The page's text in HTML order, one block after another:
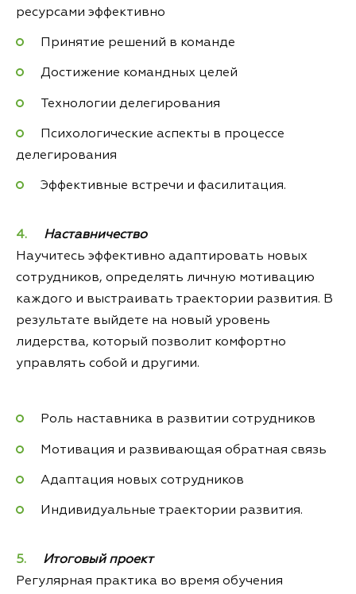
ресурсами эффективно
Принятие решений в команде
Достижение командных целей
Технологии делегирования
Психологические аспекты в процессе
делегирования
Эффективные встречи и фасилитация.
Наставничество
Научитесь эффективно адаптировать новых
сотрудников, определять личную мотивацию
каждого и выстраивать траектории развития. В
результате выйдете на новый уровень
лидерства, который позволит комфортно
управлять собой и другими.
Роль наставника в развитии сотрудников
Мотивация и развивающая обратная связь
Адаптация новых сотрудников
Индивидуальные траектории развития.
Итоговый проект
Регулярная практика во время обучения